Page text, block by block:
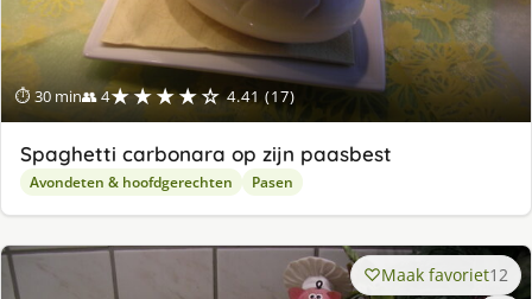
⏱ 30 min👥 4★★★★☆ 4.41 (17)
Spaghetti carbonara op zijn paasbest
Avondeten & hoofdgerechten Pasen
Maak favoriet12